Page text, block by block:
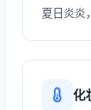
夏日炎炎
化